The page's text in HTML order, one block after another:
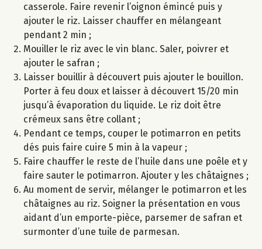
casserole. Faire revenir l’oignon émincé puis y
ajouter le riz. Laisser chauffer en mélangeant
pendant 2 min ;
Mouiller le riz avec le vin blanc. Saler, poivrer et
ajouter le safran ;
Laisser bouillir à découvert puis ajouter le bouillon.
Porter à feu doux et laisser à découvert 15/20 min
jusqu’à évaporation du liquide. Le riz doit être
crémeux sans être collant ;
Pendant ce temps, couper le potimarron en petits
dés puis faire cuire 5 min à la vapeur ;
Faire chauffer le reste de l’huile dans une poêle et y
faire sauter le potimarron. Ajouter y les châtaignes ;
Au moment de servir, mélanger le potimarron et les
châtaignes au riz. Soigner la présentation en vous
aidant d’un emporte-pièce, parsemer de safran et
surmonter d’une tuile de parmesan.